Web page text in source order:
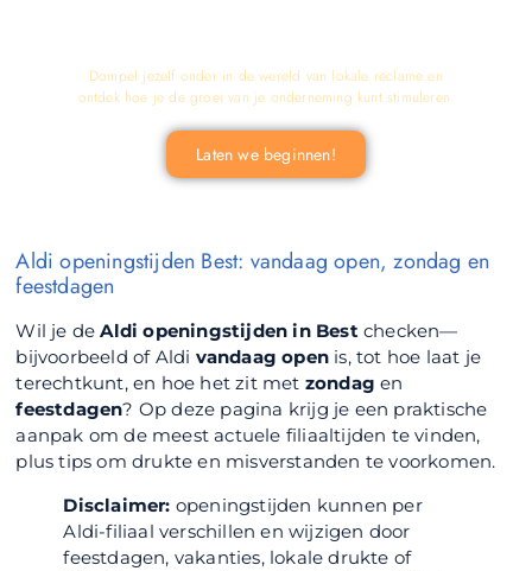
Aldi openingstijden Best: vandaag open, zondag en
feestdagen
Wil je deAldi openingstijden in Bestchecken—
bijvoorbeeld of Aldi vandaag open is, tot hoe laat je
terechtkunt, en hoe het zit met zondag en
feestdagen? Op deze pagina krijg je een praktische
aanpak om de meest actuele filiaaltijden te vinden,
plus tips om drukte en misverstanden te voorkomen.
Disclaimer: openingstijden kunnen per
Aldi-filiaal verschillen en wijzigen door
feestdagen, vakanties, lokale drukte of
Dompel jezelf onder in de wereld van lokale reclame en
ontdek hoe je de groei van je onderneming kunt stimuleren.
Laten we beginnen!